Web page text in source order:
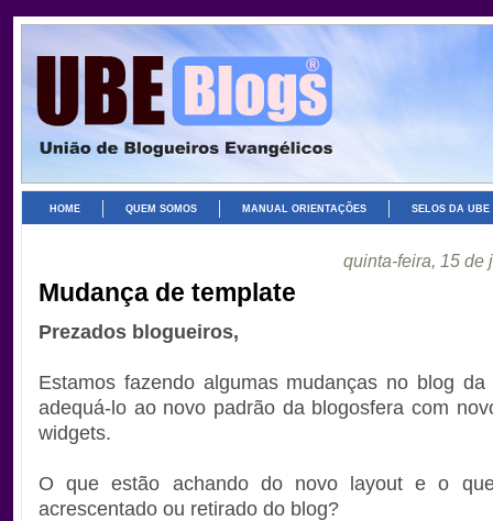
HOME QUEM SOMOS MANUAL ORIENTAÇÕES SELOS DA UBE
quinta-feira, 15 de
Mudança de template
Prezados blogueiros,
Estamos fazendo algumas mudanças no blog
adequá-lo ao novo padrão da blogosfera com
widgets.
O que estão achando do novo layout e o
acrescentado ou retirado do blog?